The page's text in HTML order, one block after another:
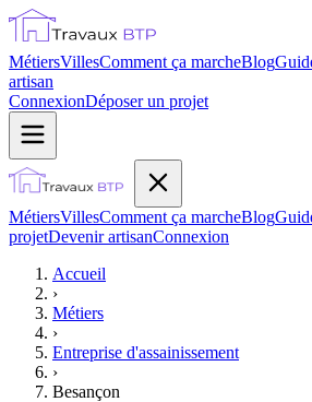
MétiersVillesComment ça marcheBlog
artisan
ConnexionDéposer un projet
MétiersVillesComment ça marcheBlog
projetDevenir artisanConnexion
Accueil
›
Métiers
›
Entreprise d'assainissement
›
Besançon